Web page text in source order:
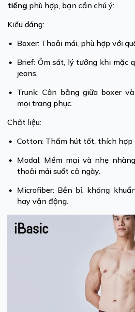
tiếng phù hợp, bạn cần chú ý:
Kiểu dáng:
Boxer: Thoải mái, phù hợp với
Brief: Ôm sát, lý tưởng khi mặc
jeans.
Trunk: Cân bằng giữa boxer
mọi trang phục.
Chất liệu:
Cotton: Thấm hút tốt, thích hợp
Modal: Mềm mại và nhẹ
thoải mái suốt cả ngày.
Microfiber: Bền bỉ, kháng
hay vận động.